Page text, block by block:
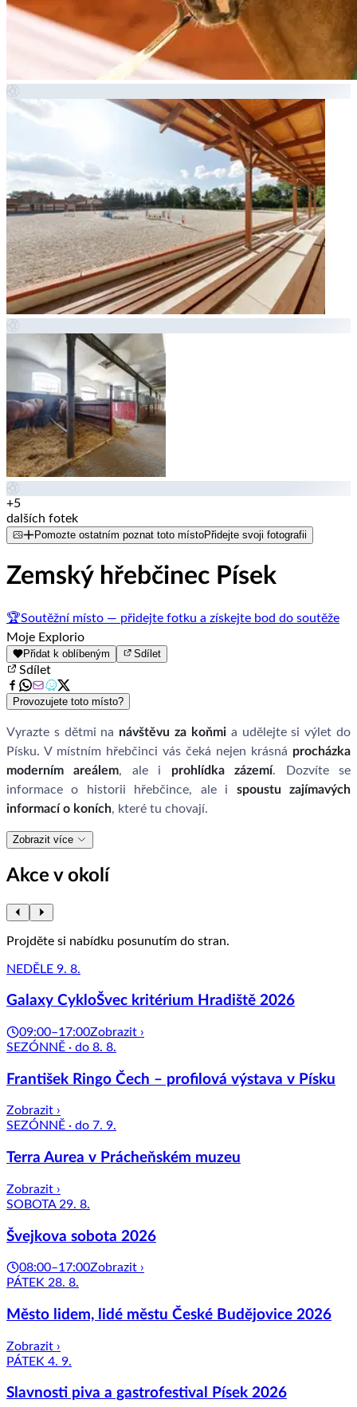
+5
dalších fotek
Pomozte ostatním poznat toto místoPřidejte svoji fotografii
Zemský hřebčinec Písek
🏆Soutěžní místo — přidejte fotku a získejte bod do soutěže
Moje Explorio
Přidat k oblíbeným Sdílet
Sdílet
Provozujete toto místo?
Vyrazte s dětmi na návštěvu za koňmia udělejte si výlet do
Písku. V místním hřebčinci vás čeká nejen krásná procházka
moderním areálem, ale i prohlídka zázemí. Dozvíte se
informace o historii hřebčince, ale i spoustu zajímavých
informací o koních, které tu chovají.
Zobrazit více
Akce v okolí
Projděte si nabídku posunutím do stran.
NEDĚLE 9. 8.
Galaxy CykloŠvec kritérium Hradiště 2026
09:00–17:00Zobrazit ›
SEZÓNNĚ · do 8. 8.
František Ringo Čech – profilová výstava v Písku
Zobrazit ›
SEZÓNNĚ · do 7. 9.
Terra Aurea v Prácheňském muzeu
Zobrazit ›
SOBOTA 29. 8.
Švejkova sobota 2026
08:00–17:00Zobrazit ›
PÁTEK 28. 8.
Město lidem, lidé městu České Budějovice 2026
Zobrazit ›
PÁTEK 4. 9.
Slavnosti piva a gastrofestival Písek 2026